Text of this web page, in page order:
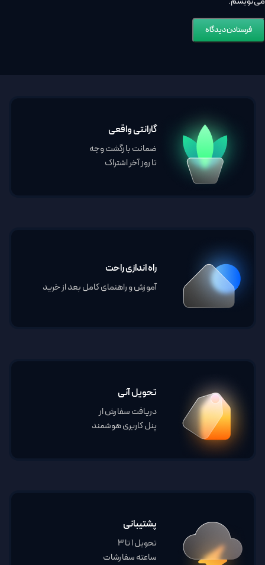
گارانتی واقعی
ضمانت بازگشت وجه
تا روز آخر اشتراک
راه اندازی راحت
آموزش و راهنمای کامل بعد از خرید
تحویل آنی
دریافت سفارش از
پنل کاربری هوشمند
پشتیبانی
تحویل 1 تا 3
ساعته سفارشات